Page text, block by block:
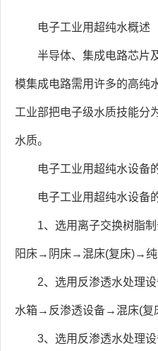
电子工业用超纯水概述
半导体、集成电路芯片
模集成电路需用许多的高纯
工业部把电子级水质技能分
水质。
电子工业用超纯水设备
电子工业用超纯水设备
1、选用离子交换树脂
阳床→阴床→混床(复床)→
2、选用反渗透水处理
水箱→反渗透设备→混床(
3、选用反渗透水处理